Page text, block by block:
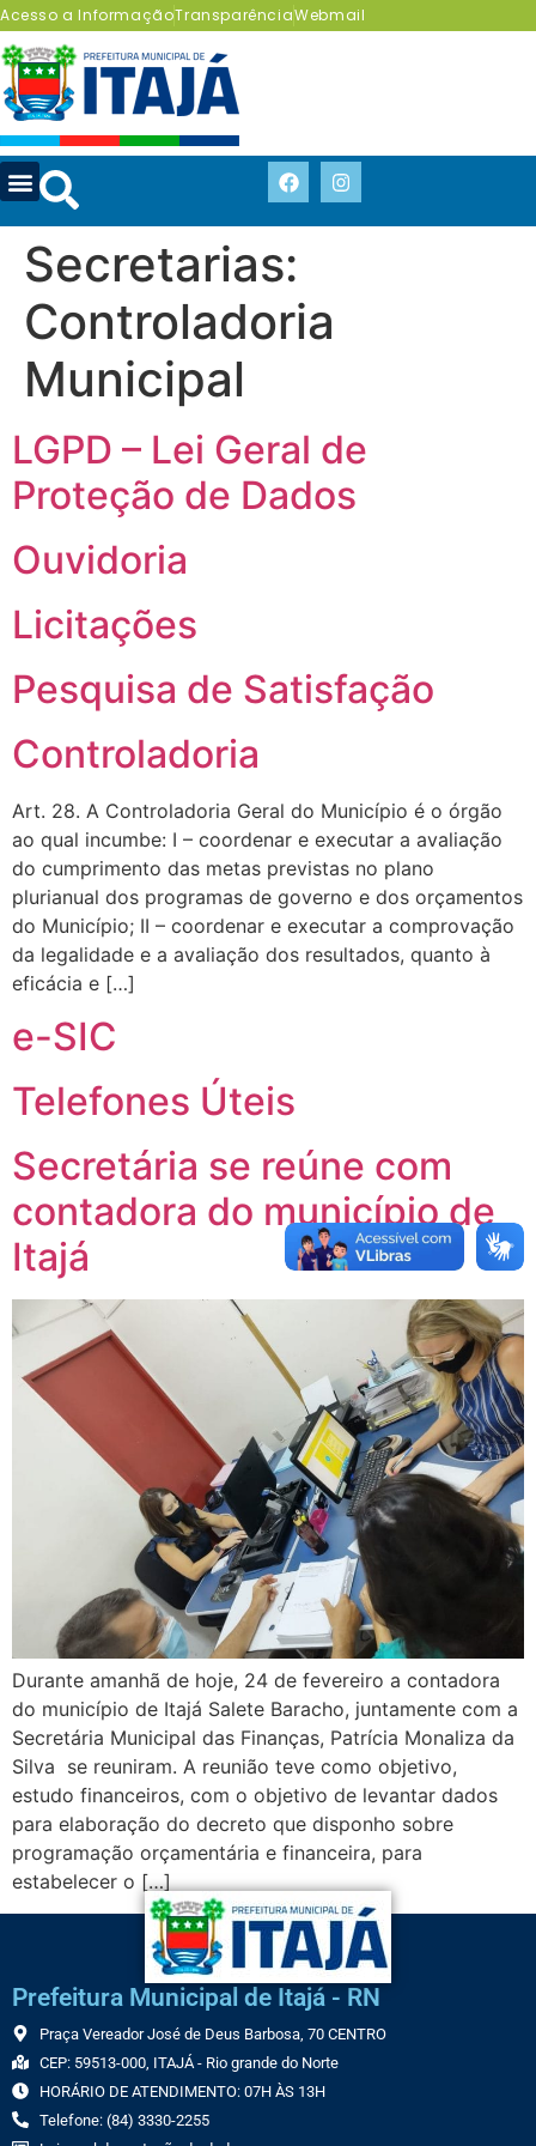
Acesso a InformaçãoTransparênciaWebmail
Secretarias:
Controladoria
Municipal
LGPD – Lei Geral de
Proteção de Dados
Ouvidoria
Licitações
Pesquisa de Satisfação
Controladoria
Art. 28. A Controladoria Geral do Município é o órgão
ao qual incumbe: I – coordenar e executar a avaliação
do cumprimento das metas previstas no plano
plurianual dos programas de governo e dos orçamentos
do Município; II – coordenar e executar a comprovação
da legalidade e a avaliação dos resultados, quanto à
eficácia e […]
e-SIC
Telefones Úteis
Secretária se reúne com
contadora do município de
Itajá
Durante amanhã de hoje, 24 de fevereiro a contadora
do município de Itajá Salete Baracho, juntamente com a
Secretária Municipal das Finanças, Patrícia Monaliza da
Silva se reuniram. A reunião teve como objetivo,
estudo financeiros, com o objetivo de levantar dados
para elaboração do decreto que disponho sobre
programação orçamentária e financeira, para
estabelecer o […]
Prefeitura Municipal de Itajá - RN
Praça Vereador José de Deus Barbosa, 70 CENTRO
CEP: 59513-000, ITAJÁ - Rio grande do Norte
HORÁRIO DE ATENDIMENTO: 07H ÀS 13H
Telefone: (84) 3330-2255